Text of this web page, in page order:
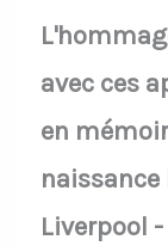
avec ces
en
Liverpool